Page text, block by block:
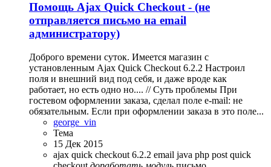
Помощь Ajax Quick Checkout - (не
отправляется письмо на email
администратору)
Доброго времени суток. Имеется магазин с
установленным Ajax Quick Checkout 6.2.2 Настроил
поля и внешний вид под себя, и даже вроде как
работает, но есть одно но.... // Суть проблемы При
гостевом оформлении заказа, сделал поле e-mail: не
обязательным. Если при оформлении заказа в это поле...
george_vin
Тема
15 Дек 2015
ajax quick checkout 6.2.2 email java php post quick